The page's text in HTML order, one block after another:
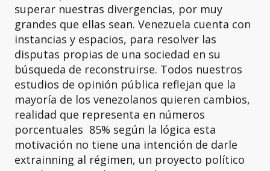
superar nuestras divergencias, por muy
grandes que ellas sean. Venezuela cuenta con
instancias y espacios, para resolver las
disputas propias de una sociedad en su
búsqueda de reconstruirse. Todos nuestros
estudios de opinión pública reflejan que la
mayoría de los venezolanos quieren cambios,
realidad que representa en números
porcentuales 85% según la lógica esta
motivación no tiene una intención de darle
extrainning al régimen, un proyecto político